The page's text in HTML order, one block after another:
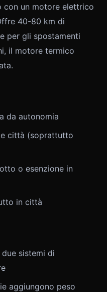
con un motore elettrico
40-80 km di
per gli spostamenti
il motore termico
da autonomia
città (soprattutto
o esenzione in
in città
due sistemi di
aggiungono peso